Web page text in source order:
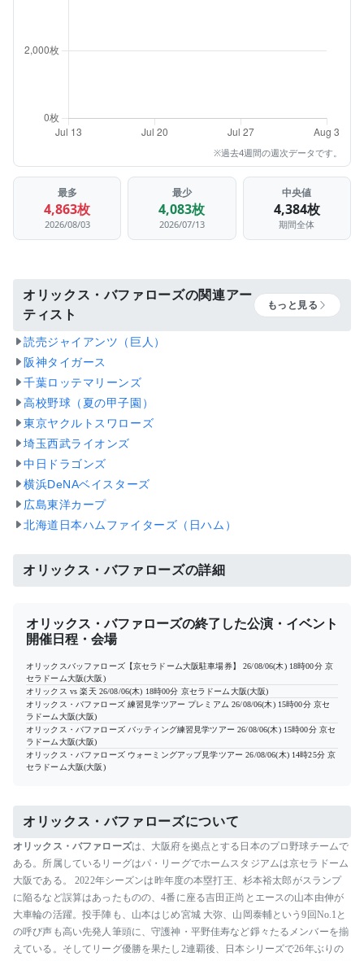
※過去4週間の週次データです。
最多
4,863枚
2026/08/03
最少
4,083枚
2026/07/13
中央値
4,384枚
期間全体
オリックス・バファローズの関連アー
ティスト
もっと見る
読売ジャイアンツ（巨人）
阪神タイガース
千葉ロッテマリーンズ
高校野球（夏の甲子園）
東京ヤクルトスワローズ
埼玉西武ライオンズ
中日ドラゴンズ
横浜DeNAベイスターズ
広島東洋カープ
北海道日本ハムファイターズ（日ハム）
オリックス・バファローズの詳細
オリックス・バファローズの終了した公演・イベント
開催日程・会場
オリックスバッファローズ【京セラドーム大阪駐車場券】 26/08/06(木) 18時00分 京
セラドーム大阪(大阪)
オリックス vs 楽天 26/08/06(木) 18時00分 京セラドーム大阪(大阪)
オリックス・バファローズ 練習見学ツアー プレミアム 26/08/06(木) 15時00分 京セ
ラドーム大阪(大阪)
オリックス・バファローズ バッティング練習見学ツアー 26/08/06(木) 15時00分 京セ
ラドーム大阪(大阪)
オリックス・バファローズ ウォーミングアップ見学ツアー 26/08/06(木) 14時25分 京
セラドーム大阪(大阪)
オリックス・バファローズについて
オリックス・バファローズは、大阪府を拠点とする日本のプロ野球チームで
ある。所属しているリーグはパ・リーグでホームスタジアムは京セラドーム
大阪である。 2022年シーズンは昨年度の本塁打王、杉本裕太郎がスランプ
に陥るなど誤算はあったものの、4番に座る吉田正尚とエースの山本由伸が
大車輪の活躍。投手陣も、山本はじめ宮城 大弥、山岡泰輔という9回No.1と
の呼び声も高い先発人筆頭に、守護神・平野佳寿など錚々たるメンバーを揃
えている。そしてリーグ優勝を果たし2連覇後、日本シリーズで26年ぶりの